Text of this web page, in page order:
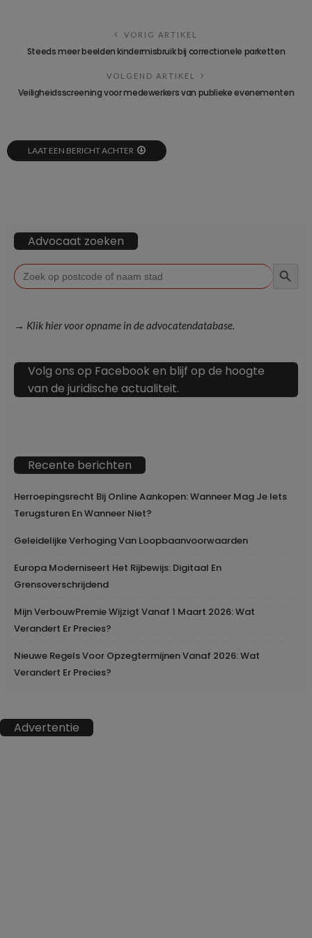
VORIG ARTIKEL
Steeds meer beelden kindermisbruik bij correctionele parketten
VOLGEND ARTIKEL
Veiligheidsscreening voor medewerkers van publieke evenementen
LAAT EEN BERICHT ACHTER
Advocaat zoeken
Zoek
naar:
→ Klik hier voor opname in de advocatendatabase.
Volg ons op Facebook en blijf op de hoogte
van de juridische actualiteit.
Recente berichten
Herroepingsrecht Bij Online Aankopen: Wanneer Mag Je Iets
Terugsturen En Wanneer Niet?
Geleidelijke Verhoging Van Loopbaanvoorwaarden
Europa Moderniseert Het Rijbewijs: Digitaal En
Grensoverschrijdend
Mijn VerbouwPremie Wijzigt Vanaf 1 Maart 2026: Wat
Verandert Er Precies?
Nieuwe Regels Voor Opzegtermijnen Vanaf 2026: Wat
Verandert Er Precies?
Advertentie